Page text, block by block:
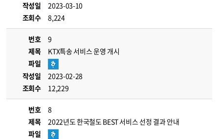
작성일
2023-03-10
조회수
8,224
번호
9
제목
KTX특송 서비스 운영 개시
파일
작성일
2023-02-28
조회수
12,229
번호
8
제목
2022년도 한국철도 BEST 서비스 선정 결과 안내
파일